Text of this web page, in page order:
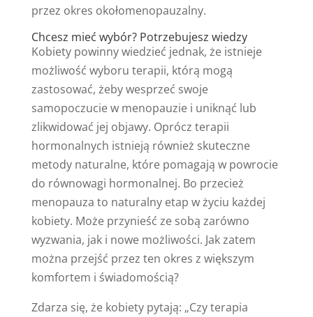
przez okres okołomenopauzalny.
Chcesz mieć wybór? Potrzebujesz wiedzy
Kobiety powinny wiedzieć jednak, że istnieje
możliwość wyboru terapii, którą mogą
zastosować, żeby wesprzeć swoje
samopoczucie w menopauzie i uniknąć lub
zlikwidować jej objawy. Oprócz terapii
hormonalnych istnieją również skuteczne
metody naturalne, które pomagają w powrocie
do równowagi hormonalnej. Bo przecież
menopauza to naturalny etap w życiu każdej
kobiety. Może przynieść ze sobą zarówno
wyzwania, jak i nowe możliwości. Jak zatem
można przejść przez ten okres z większym
komfortem i świadomością?
Zdarza się, że kobiety pytają: „Czy terapia